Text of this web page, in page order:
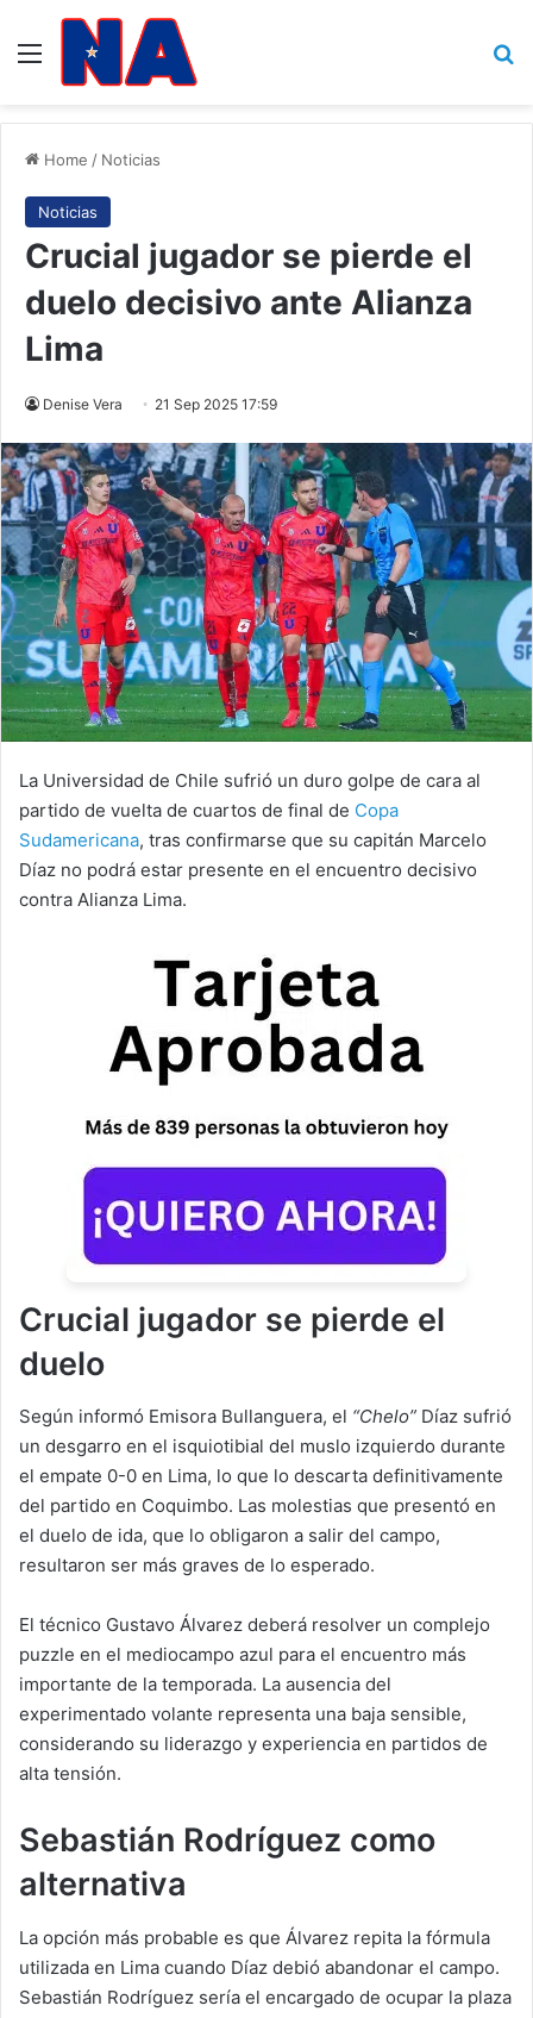
Menu
Home / Noticias
Noticias
Crucial jugador se pierde el
duelo decisivo ante Alianza
Lima
Denise Vera 21 Sep 2025 17:59
La Universidad de Chile sufrió un duro golpe de cara al
partido de vuelta de cuartos de final de Copa
Sudamericana, tras confirmarse que su capitán Marcelo
Díaz no podrá estar presente en el encuentro decisivo
contra Alianza Lima.
Crucial jugador se pierde el
duelo
Según informó Emisora Bullanguera, el “Chelo” Díaz sufrió
un desgarro en el isquiotibial del muslo izquierdo durante
el empate 0-0 en Lima, lo que lo descarta definitivamente
del partido en Coquimbo. Las molestias que presentó en
el duelo de ida, que lo obligaron a salir del campo,
resultaron ser más graves de lo esperado.
El técnico Gustavo Álvarez deberá resolver un complejo
puzzle en el mediocampo azul para el encuentro más
importante de la temporada. La ausencia del
experimentado volante representa una baja sensible,
considerando su liderazgo y experiencia en partidos de
alta tensión.
Sebastián Rodríguez como
alternativa
La opción más probable es que Álvarez repita la fórmula
utilizada en Lima cuando Díaz debió abandonar el campo.
Sebastián Rodríguez sería el encargado de ocupar la plaza